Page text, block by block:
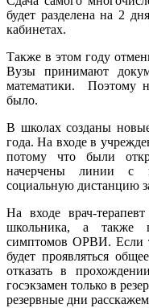
будет разделена на 2
кабинетах.
Также в этом году
Вузы принимают
математики. Поэтому
было.
В школах созданы
года. На входе в
потому что были
начерчены линии с
социальную дистанцию
На входе врач-
школьника, а также
симптомов ОРВИ. Если
будет проявляться
отказать в
госэкзамен только в
резервные дни